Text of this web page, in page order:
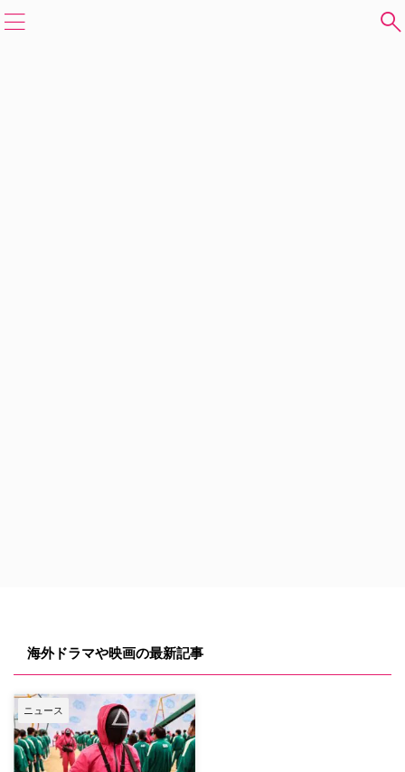
海外ドラマや映画の最新記事
ニュース